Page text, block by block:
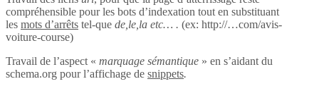
compréhensible pour les bots d’indexation tout en substituant
les mots d’arrêts tel-que de,le,la etc… . (ex: http://…com/avis-
voiture-course)
Travail de l’aspect « marquage sémantique » en s’aidant du
schema.org pour l’affichage de snippets.